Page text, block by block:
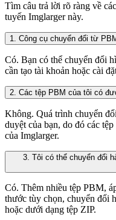
Tìm câu trả lời rõ ràng về
tuyến Imglarger này.
1. Công cụ chuyển đổi từ
Có. Bạn có thể chuyển đổi
cần tạo tài khoản hoặc cài
2. Các tệp PBM của tôi có
Không. Quá trình chuyển
duyệt của bạn, do đó các
của Imglarger.
3. Tôi có thể chuyển đổi
Có. Thêm nhiều tệp PBM,
thước tùy chọn, chuyển đổi
hoặc dưới dạng tệp ZIP.